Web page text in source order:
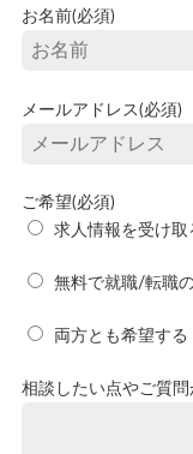
お名前(必須)
メールアドレス(必須)
ご希望(必須)
求人情報を受け取
無料で就職/転職
両方とも希望する
相談したい点やご質問